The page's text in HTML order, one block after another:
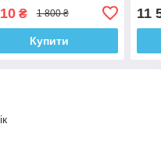
₴ 1 800 ₴
Купити
11